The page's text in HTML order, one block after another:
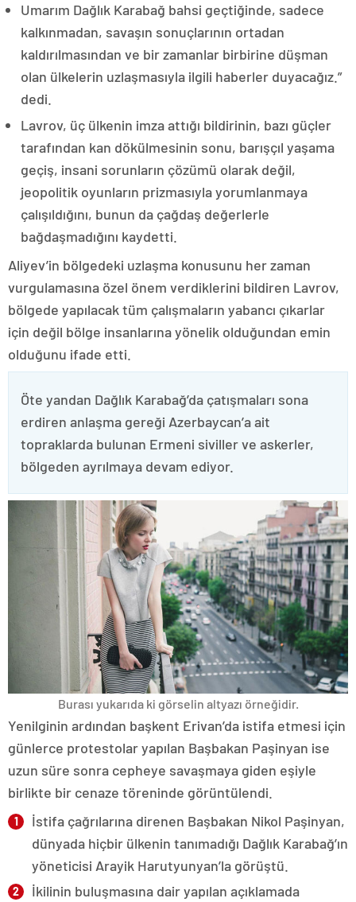
Umarım Dağlık Karabağ bahsi geçtiğinde, sadece
kalkınmadan, savaşın sonuçlarının ortadan
kaldırılmasından ve bir zamanlar birbirine düşman
olan ülkelerin uzlaşmasıyla ilgili haberler duyacağız.”
dedi.
Lavrov, üç ülkenin imza attığı bildirinin, bazı güçler
tarafından kan dökülmesinin sonu, barışçıl yaşama
geçiş, insani sorunların çözümü olarak değil,
jeopolitik oyunların prizmasıyla yorumlanmaya
çalışıldığını, bunun da çağdaş değerlerle
bağdaşmadığını kaydetti.
Aliyev’in bölgedeki uzlaşma konusunu her zaman
vurgulamasına özel önem verdiklerini bildiren Lavrov,
bölgede yapılacak tüm çalışmaların yabancı çıkarlar
için değil bölge insanlarına yönelik olduğundan emin
olduğunu ifade etti.
Öte yandan Dağlık Karabağ’da çatışmaları sona
erdiren anlaşma gereği Azerbaycan’a ait
topraklarda bulunan Ermeni siviller ve askerler,
bölgeden ayrılmaya devam ediyor.
Burası yukarıda ki görselin altyazı örneğidir.
Yenilginin ardından başkent Erivan’da istifa etmesi için
günlerce protestolar yapılan Başbakan Paşinyan ise
uzun süre sonra cepheye savaşmaya giden eşiyle
birlikte bir cenaze töreninde görüntülendi.
İstifa çağrılarına direnen Başbakan Nikol Paşinyan,
dünyada hiçbir ülkenin tanımadığı Dağlık Karabağ’ın
yöneticisi Arayik Harutyunyan’la görüştü.
İkilinin buluşmasına dair yapılan açıklamada